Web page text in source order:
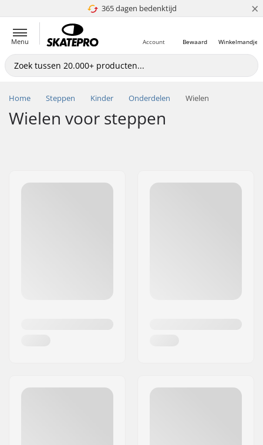
365 dagen bedenktijd
4.8 van 5 ×
Menu Winkelmandje
Bewaard
Account
Home Steppen Kinder Onderdelen Wielen
Wielen voor steppen